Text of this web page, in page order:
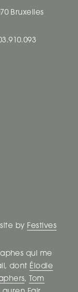
Bruxelles
by Festives
qui me
dont Élodie
, Tom